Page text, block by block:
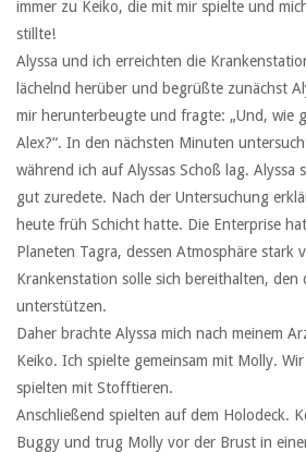
immer zu Keiko, die mit mir spielte und
stillte!
Alyssa und ich erreichten die
lächelnd herüber und begrüßte zunächst
mir herunterbeugte und fragte: „Und, wie
Alex?“. In den nächsten Minuten
während ich auf Alyssas Schoß lag. Alyssa
gut zuredete. Nach der Untersuchung
heute früh Schicht hatte. Die Enterprise
Planeten Tagra, dessen Atmosphäre stark
Krankenstation solle sich bereithalten,
unterstützen.
Daher brachte Alyssa mich nach meinem
Keiko. Ich spielte gemeinsam mit Molly.
spielten mit Stofftieren.
Anschließend spielten auf dem Holodeck.
Buggy und trug Molly vor der Brust in